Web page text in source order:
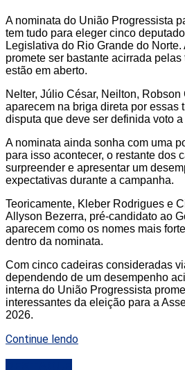
A nominata do União Progressista
tem tudo para eleger cinco
Legislativa do Rio Grande do Norte.
promete ser bastante acirrada
estão em aberto.
Nelter, Júlio César, Neilton,
aparecem na briga direta por essas
disputa que deve ser definida voto a
A nominata ainda sonha com uma
para isso acontecer, o restante dos
surpreender e apresentar um
expectativas durante a campanha.
Teoricamente, Kleber Rodrigues e
Allyson Bezerra, pré-candidato ao
aparecem como os nomes mais
dentro da nominata.
Com cinco cadeiras consideradas
dependendo de um desempenho
interna do União Progressista
interessantes da eleição para a
2026.
Continue lendo